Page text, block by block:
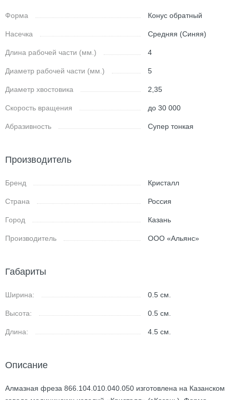
Форма Конус обратный
Насечка Средняя (Синяя)
Длина рабочей части (мм.) 4
Диаметр рабочей части (мм.) 5
Диаметр хвостовика 2,35
Скорость вращения до 30 000
Абразивность Супер тонкая
Производитель
Бренд Кристалл
Страна Россия
Город Казань
Производитель ООО «Альянс»
Габариты
Ширина: 0.5см.
Высота: 0.5см.
Длина: 4.5см.
Описание
Алмазная фреза 866.104.010.040.050 изготовлена на Казанском